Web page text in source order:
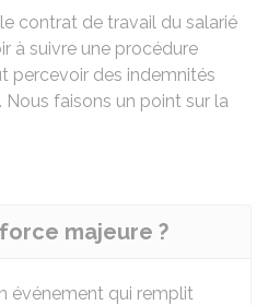
contrat de travail du salarié
à suivre une procédure
percevoir des indemnités
faisons un point sur la
majeure ?
événement qui remplit